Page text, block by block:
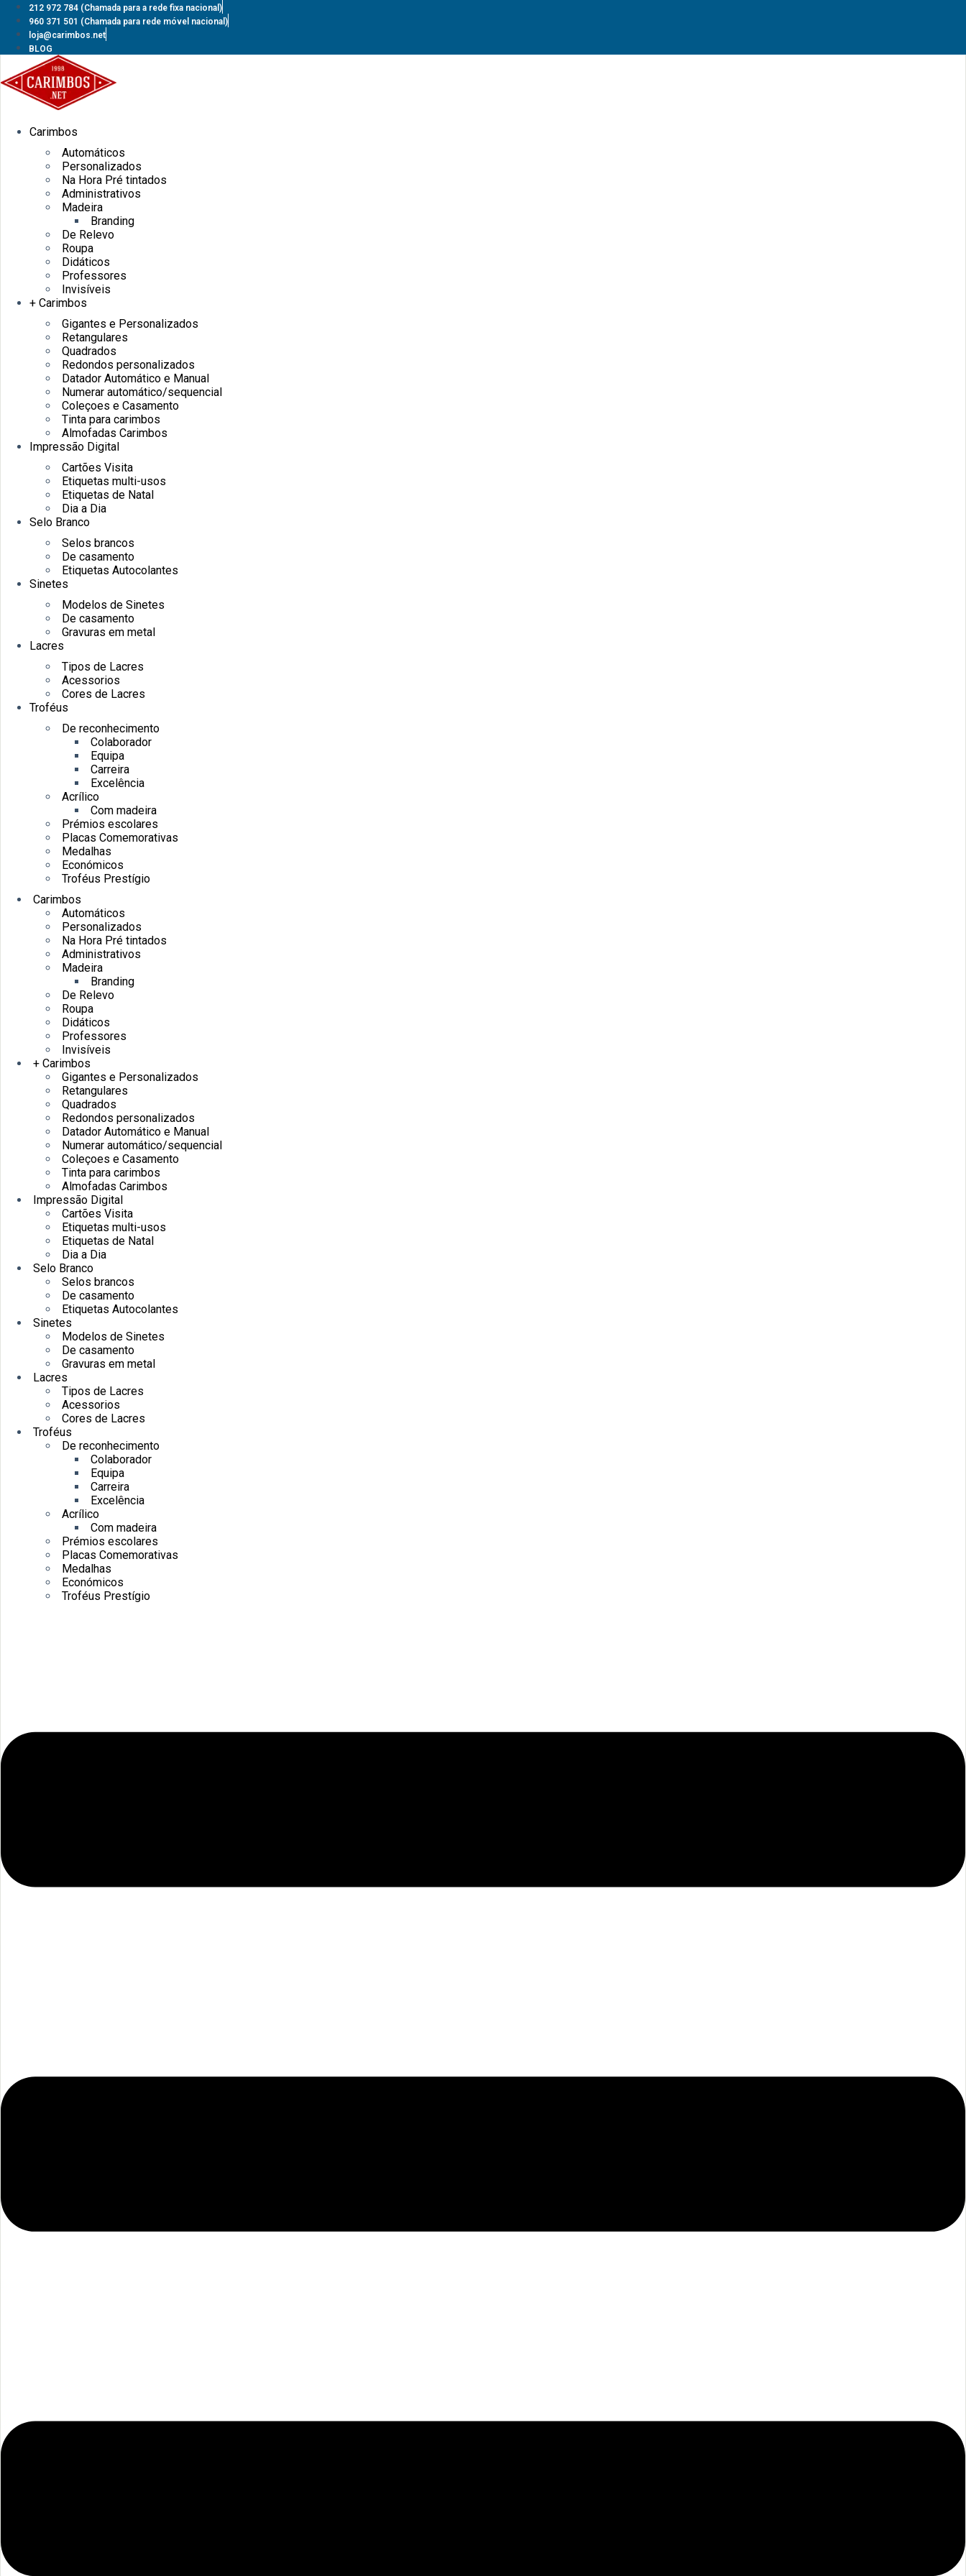
Pular
para
conteúdo
212 972 784 (Chamada para a rede fixa nacional)
960 371 501 (Chamada para rede móvel nacional)
loja@carimbos.net
BLOG
Carimbos
Automáticos
Personalizados
Na Hora Pré tintados
Administrativos
Madeira
Branding
De Relevo
Roupa
Didáticos
Professores
Invisíveis
+ Carimbos
Gigantes e Personalizados
Retangulares
Quadrados
Redondos personalizados
Datador Automático e Manual
Numerar automático/sequencial
Coleçoes e Casamento
Tinta para carimbos
Almofadas Carimbos
Impressão Digital
Cartões Visita
Etiquetas multi-usos
Etiquetas de Natal
Dia a Dia
Selo Branco
Selos brancos
De casamento
Etiquetas Autocolantes
Sinetes
Modelos de Sinetes
De casamento
Gravuras em metal
Lacres
Tipos de Lacres
Acessorios
Cores de Lacres
Troféus
De reconhecimento
Colaborador
Equipa
Carreira
Excelência
Acrílico
Com madeira
Prémios escolares
Placas Comemorativas
Medalhas
Económicos
Troféus Prestígio
Carimbos
Automáticos
Personalizados
Na Hora Pré tintados
Administrativos
Madeira
Branding
De Relevo
Roupa
Didáticos
Professores
Invisíveis
+ Carimbos
Gigantes e Personalizados
Retangulares
Quadrados
Redondos personalizados
Datador Automático e Manual
Numerar automático/sequencial
Coleçoes e Casamento
Tinta para carimbos
Almofadas Carimbos
Impressão Digital
Cartões Visita
Etiquetas multi-usos
Etiquetas de Natal
Dia a Dia
Selo Branco
Selos brancos
De casamento
Etiquetas Autocolantes
Sinetes
Modelos de Sinetes
De casamento
Gravuras em metal
Lacres
Tipos de Lacres
Acessorios
Cores de Lacres
Troféus
De reconhecimento
Colaborador
Equipa
Carreira
Excelência
Acrílico
Com madeira
Prémios escolares
Placas Comemorativas
Medalhas
Económicos
Troféus Prestígio